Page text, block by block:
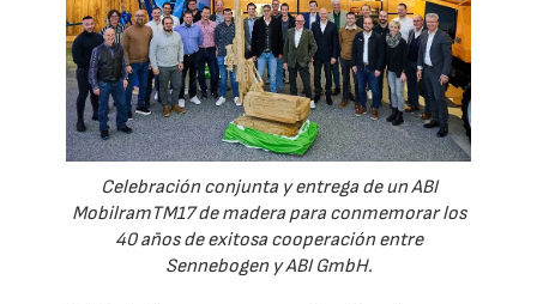
Celebración conjunta y entrega de un ABI
MobilramTM17 de madera para conmemorar los
40 años de exitosa cooperación entre
Sennebogen y ABI GmbH.